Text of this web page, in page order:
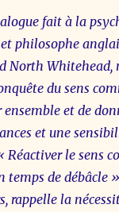
fait à la
philosophe
North Whitehead,
du sens
ensemble et de
et une
Réactiver le sens
temps de débâcle
rappelle la